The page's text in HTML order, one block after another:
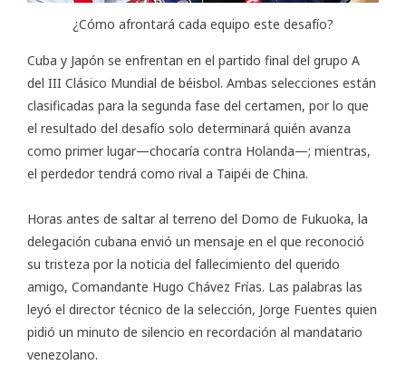
¿Cómo afrontará cada equipo este desafío?
Cuba y Japón se enfrentan en el partido final del grupo A
del III Clásico Mundial de béisbol. Ambas selecciones están
clasificadas para la segunda fase del certamen, por lo que
el resultado del desafío solo determinará quién avanza
como primer lugar—chocaría contra Holanda—; mientras,
el perdedor tendrá como rival a Taipéi de China.
Horas antes de saltar al terreno del Domo de Fukuoka, la
delegación cubana envió un mensaje en el que reconoció
su tristeza por la noticia del fallecimiento del querido
amigo, Comandante Hugo Chávez Frías. Las palabras las
leyó el director técnico de la selección, Jorge Fuentes quien
pidió un minuto de silencio en recordación al mandatario
venezolano.